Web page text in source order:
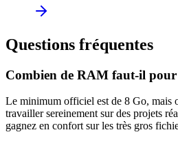
Questions fréquentes
Combien de RAM faut-il pour
Le minimum officiel est de 8 Go, mais
travailler sereinement sur des projets
gagnez en confort sur les très gros